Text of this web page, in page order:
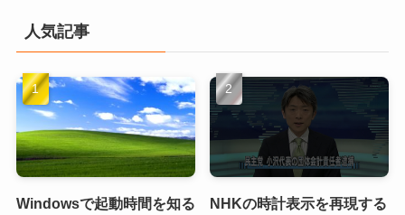
人気記事
Windowsで起動時間を知る
NHKの時計表示を再現する